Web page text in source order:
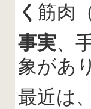
く 筋肉
事実、
象があ
最近は